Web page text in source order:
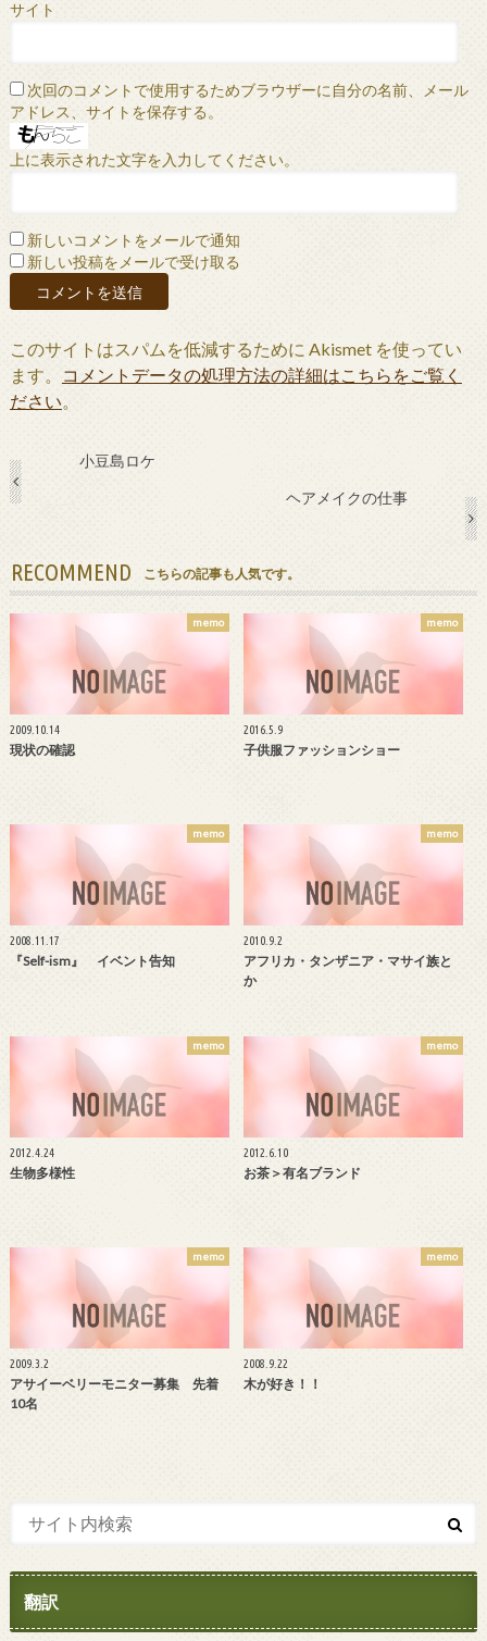
サイト
次回のコメントで使用するためブラウザーに自分の名前、メール
アドレス、サイトを保存する。
上に表示された文字を入力してください。
新しいコメントをメールで通知
新しい投稿をメールで受け取る
このサイトはスパムを低減するために Akismet を使ってい
ます。
コメントデータの処理方法の詳細はこちらをご覧く
ださい。
小豆島ロケ
ヘアメイクの仕事
RECOMMEND こちらの記事も人気です。
memo
2009.10.14
現状の確認
memo
2016.5.9
子供服ファッションショー
memo
2008.11.17
『Self-ism』 イベント告知
memo
2010.9.2
アフリカ・タンザニア・マサイ族と
か
memo
2012.4.24
生物多様性
memo
2012.6.10
お茶＞有名ブランド
memo
2009.3.2
アサイーベリーモニター募集 先着
10名
memo
2008.9.22
木が好き！！
翻訳